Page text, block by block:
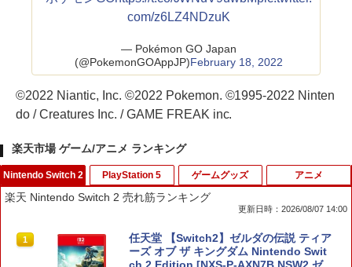
com/z6LZ4NDzuK
— Pokémon GO Japan
(@PokemonGOAppJP)February 18, 2022
©2022 Niantic, Inc. ©2022 Pokemon. ©1995-2022 Ninten
do / Creatures Inc. / GAME FREAK inc.
楽天市場 ゲーム/アニメ ランキング
Nintendo Switch 2
楽天 Nintendo Switch 2 売れ筋ランキング
更新日時：2026/08/07 14:00
1
任天堂 【Switch2】ゼルダの伝説 ティア
ーズ オブ ザ キングダム Nintendo Swit
ch 2 Edition [NXS-P-AXN7B NSW2 ゼ
PlayStation 5 ゲームグッズ アニメ